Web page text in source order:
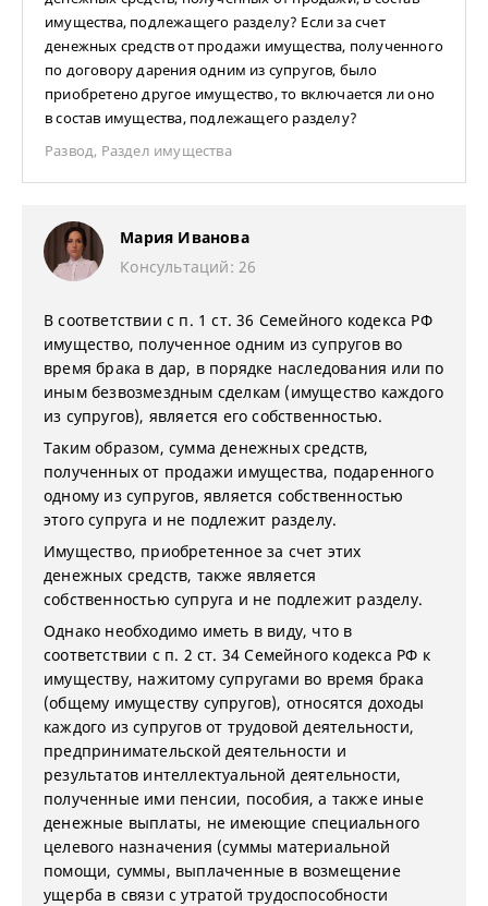
имущества, подлежащего разделу? Если за счет
денежных средств от продажи имущества, полученного
по договору дарения одним из супругов, было
приобретено другое имущество, то включается ли оно
в состав имущества, подлежащего разделу?
Развод, Раздел имущества
Мария Иванова
Консультаций: 26
В соответствии с п. 1 ст. 36 Семейного кодекса РФ
имущество, полученное одним из супругов во
время брака в дар, в порядке наследования или по
иным безвозмездным сделкам (имущество каждого
из супругов), является его собственностью.
Таким образом, сумма денежных средств,
полученных от продажи имущества, подаренного
одному из супругов, является собственностью
этого супруга и не подлежит разделу.
Имущество, приобретенное за счет этих
денежных средств, также является
собственностью супруга и не подлежит разделу.
Однако необходимо иметь в виду, что в
соответствии с п. 2 ст. 34 Семейного кодекса РФ к
имуществу, нажитому супругами во время брака
(общему имуществу супругов), относятся доходы
каждого из супругов от трудовой деятельности,
предпринимательской деятельности и
результатов интеллектуальной деятельности,
полученные ими пенсии, пособия, а также иные
денежные выплаты, не имеющие специального
целевого назначения (суммы материальной
помощи, суммы, выплаченные в возмещение
ущерба в связи с утратой трудоспособности